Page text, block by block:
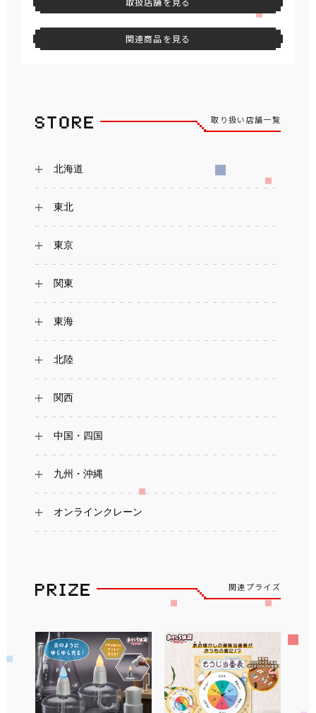
関連商品を見る
取り扱い店舗一覧
北海道
東北
東京
関東
東海
北陸
関西
中国・四国
九州・沖縄
オンラインクレーン
関連プライズ